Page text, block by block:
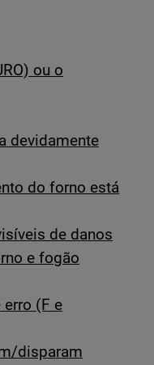
ou o
devidamente
do forno está
de danos
e fogão
(F e
disparam